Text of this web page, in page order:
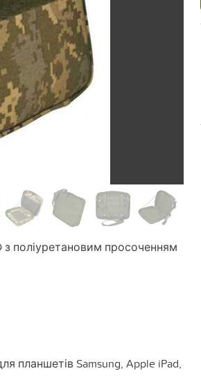
поліуретановим просоченням
планшетів Samsung, Apple iPad,